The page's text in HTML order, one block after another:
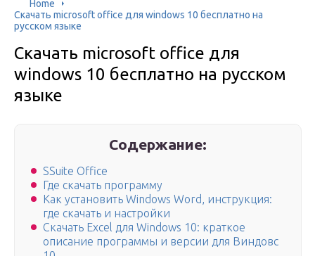
Home
Скачать microsoft office для windows 10 бесплатно на
русском языке
Скачать microsoft office для
windows 10 бесплатно на русском
языке
Содержание:
SSuite Office
Где скачать программу
Как установить Windows Word, инструкция:
где скачать и настройки
Скачать Excel для Windows 10: краткое
описание программы и версии для Виндовс